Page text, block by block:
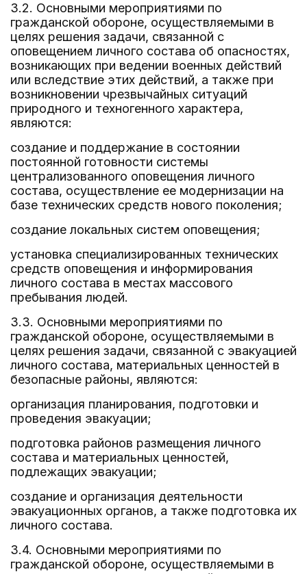
3.2. Основными мероприятиями по
гражданской обороне, осуществляемыми в
целях решения задачи, связанной с
оповещением личного состава об опасностях,
возникающих при ведении военных действий
или вследствие этих действий, а также при
возникновении чрезвычайных ситуаций
природного и техногенного характера,
являются:
создание и поддержание в состоянии
постоянной готовности системы
централизованного оповещения личного
состава, осуществление ее модернизации на
базе технических средств нового поколения;
создание локальных систем оповещения;
установка специализированных технических
средств оповещения и информирования
личного состава в местах массового
пребывания людей.
3.3. Основными мероприятиями по
гражданской обороне, осуществляемыми в
целях решения задачи, связанной с эвакуацией
личного состава, материальных ценностей в
безопасные районы, являются:
организация планирования, подготовки и
проведения эвакуации;
подготовка районов размещения личного
состава и материальных ценностей,
подлежащих эвакуации;
создание и организация деятельности
эвакуационных органов, а также подготовка их
личного состава.
3.4. Основными мероприятиями по
гражданской обороне, осуществляемыми в